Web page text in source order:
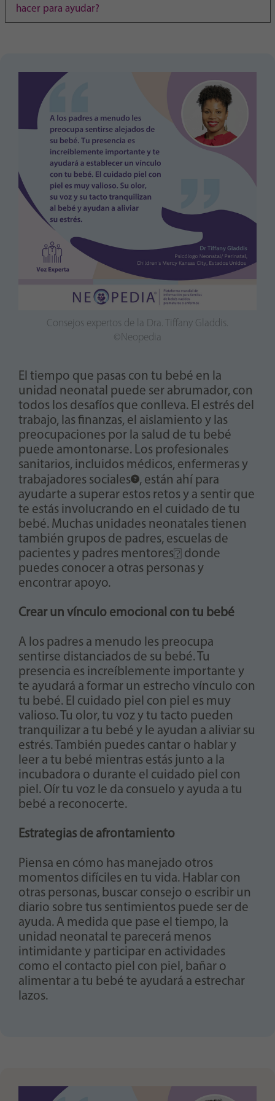
hacer para ayudar?
Consejos expertos de la Dra. Tiffany Gladdis.
©Neopedia
El tiempo que pasas con tu bebé en la
unidad neonatal puede ser abrumador, con
todos los desafíos que conlleva. El estrés del
trabajo, las finanzas, el aislamiento y las
preocupaciones por la salud de tu bebé
puede amontonarse. Los profesionales
sanitarios, incluidos médicos, enfermeras y
trabajadores sociales
, están ahí para
ayudarte a superar estos retos y a sentir que
te estás involucrando en el cuidado de tu
bebé. Muchas unidades neonatales tienen
también grupos de padres, escuelas de
pacientes y padres mentores⍰ donde
puedes conocer a otras personas y
encontrar apoyo.
Crear un vínculo emocional con tu bebé
A los padres a menudo les preocupa
sentirse distanciados de su bebé. Tu
presencia es increíblemente importante y
te ayudará a formar un estrecho vínculo con
tu bebé. El cuidado piel con piel es muy
valioso. Tu olor, tu voz y tu tacto pueden
tranquilizar a tu bebé y le ayudan a aliviar su
estrés. También puedes cantar o hablar y
leer a tu bebé mientras estás junto a la
incubadora o durante el cuidado piel con
piel. Oír tu voz le da consuelo y ayuda a tu
bebé a reconocerte.
Estrategias de afrontamiento
Piensa en cómo has manejado otros
momentos difíciles en tu vida. Hablar con
otras personas, buscar consejo o escribir un
diario sobre tus sentimientos puede ser de
ayuda. A medida que pase el tiempo, la
unidad neonatal te parecerá menos
intimidante y participar en actividades
como el contacto piel con piel, bañar o
alimentar a tu bebé te ayudará a estrechar
lazos.
generierte ID, für die historische Speicherung